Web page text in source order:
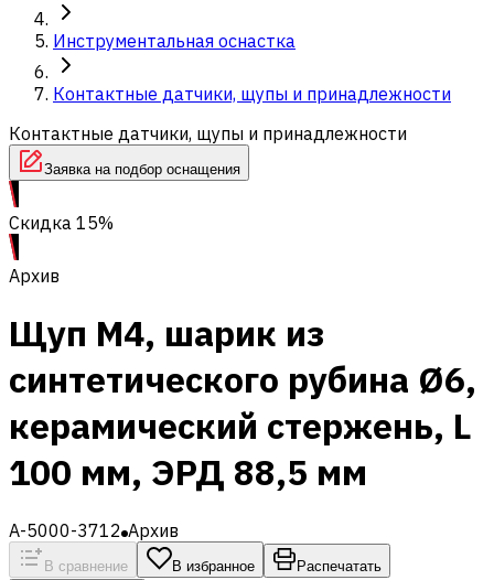
Инструментальная оснастка
Контактные датчики, щупы и принадлежности
Контактные датчики, щупы и принадлежности
Заявка на подбор оснащения
Скидка 15%
Архив
Щуп M4, шарик из
синтетического рубина Ø6,
керамический стержень, L
100 мм, ЭРД 88,5 мм
A-5000-3712 Архив
В сравнение В избранное
Распечатать